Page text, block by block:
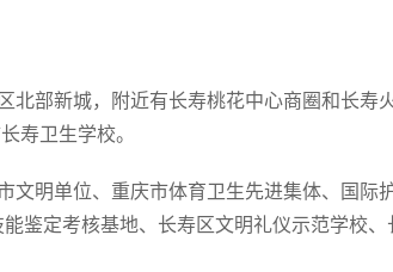
北部新城，附近有长寿桃花中心商圈和长寿
寿卫生学校。
文明单位、重庆市体育卫生先进集体、国际
鉴定考核基地、长寿区文明礼仪示范学校、